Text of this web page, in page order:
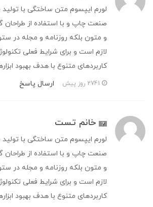
لورم ایپسوم متن ساختگی با تولید
صنعت چاپ و با استفاده از طراحان
و متون بلکه روزنامه و مجله در
لازم است و برای شرایط فعلی
کاربردهای متنوع با هدف بهبود
ارسال پاسخ
خانم تست
لورم ایپسوم متن ساختگی با تولید
صنعت چاپ و با استفاده از طراحان
و متون بلکه روزنامه و مجله در
لازم است و برای شرایط فعلی
کاربردهای متنوع با هدف بهبود